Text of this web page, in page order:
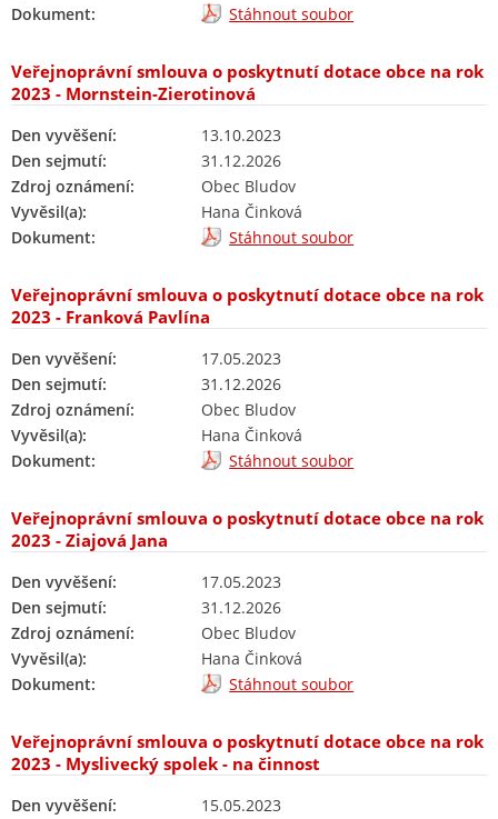
Dokument:
Stáhnout soubor
Veřejnoprávní smlouva o poskytnutí dotace obce na rok
2023 - Mornstein-Zierotinová
Den vyvěšení:
13.10.2023
Den sejmutí:
31.12.2026
Zdroj oznámení:
Obec Bludov
Vyvěsil(a):
Hana Činková
Dokument:
Stáhnout soubor
Veřejnoprávní smlouva o poskytnutí dotace obce na rok
2023 - Franková Pavlína
Den vyvěšení:
17.05.2023
Den sejmutí:
31.12.2026
Zdroj oznámení:
Obec Bludov
Vyvěsil(a):
Hana Činková
Dokument:
Stáhnout soubor
Veřejnoprávní smlouva o poskytnutí dotace obce na rok
2023 - Ziajová Jana
Den vyvěšení:
17.05.2023
Den sejmutí:
31.12.2026
Zdroj oznámení:
Obec Bludov
Vyvěsil(a):
Hana Činková
Dokument:
Stáhnout soubor
Veřejnoprávní smlouva o poskytnutí dotace obce na rok
2023 - Myslivecký spolek - na činnost
Den vyvěšení:
15.05.2023